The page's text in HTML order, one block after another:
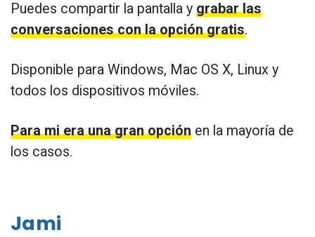
Puedes compartir la pantalla y grabar las
conversaciones con la opción gratis.
Disponible para Windows, Mac OS X, Linux y
todos los dispositivos móviles.
Para mi era una gran opción en la mayoría de
los casos.
Jami